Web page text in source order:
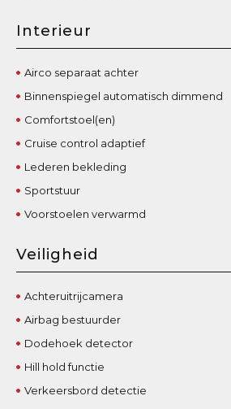
Interieur
Airco separaat achter
Binnenspiegel automatisch dimmend
Comfortstoel(en)
Cruise control adaptief
Lederen bekleding
Sportstuur
Voorstoelen verwarmd
Veiligheid
Achteruitrijcamera
Airbag bestuurder
Dodehoek detector
Hill hold functie
Verkeersbord detectie